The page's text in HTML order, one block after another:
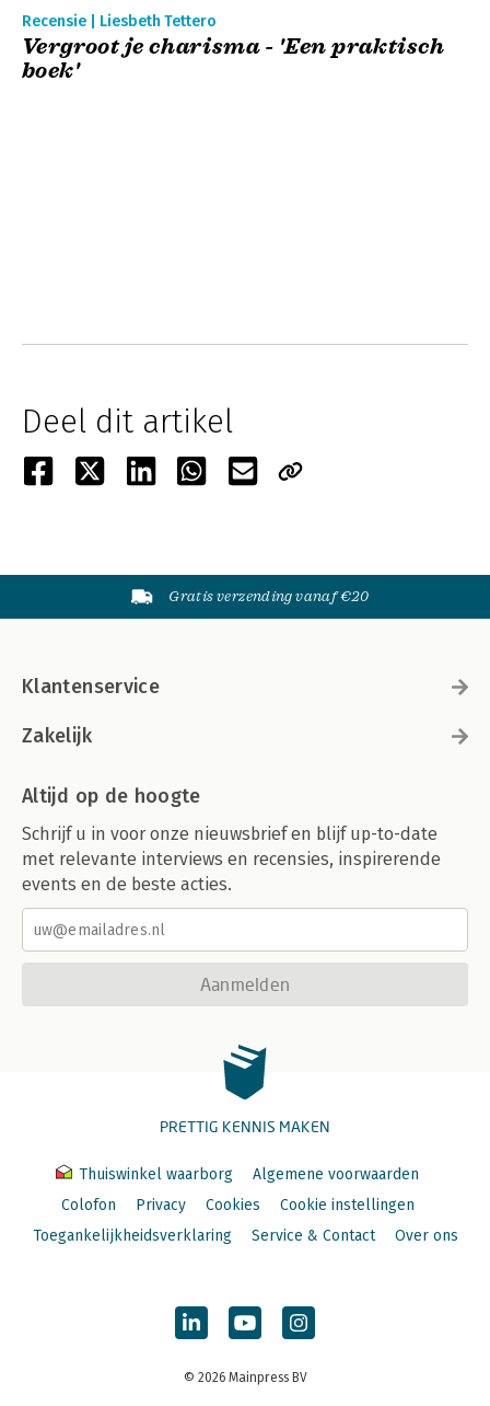
Recensie | Liesbeth Tettero
Vergroot je charisma - 'Een praktisch
boek'
Deel dit artikel
Gratis verzending vanaf €20
Klantenservice
Zakelijk
Altijd op de hoogte
Schrijf u in voor onze nieuwsbrief en blijf up-to-date
met relevante interviews en recensies, inspirerende
events en de beste acties.
Aanmelden
PRETTIG KENNIS MAKEN
Thuiswinkel waarborg
Algemene voorwaarden
Colofon
Privacy Cookies
Cookie instellingen
Toegankelijkheidsverklaring
Service & Contact Over ons
© 2026 Mainpress BV